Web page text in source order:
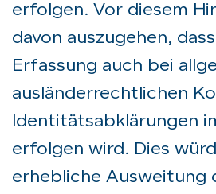
erfolgen. Vor diesem
davon auszugehen,
Erfassung auch bei
ausländerrechtlichen
Identitätsabklärungen
erfolgen wird. Dies
erhebliche Ausweitung